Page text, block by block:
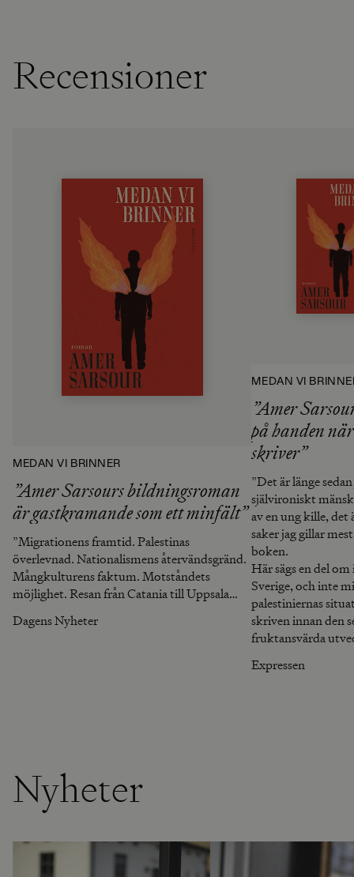
Recensioner
MEDAN VI BRINNER
”Amer Sarsours bildningsroman
är gastkramande som ett minfält”
”Migrationens framtid. Palestinas
överlevnad. Nationalismens återvändsgränd.
Mångkulturens faktum. Motståndets
möjlighet. Resan från Catania till Uppsala
jag läste en ung författare som så beslutsamt
Dagens Nyheter
MEDAN VI
”Amer
på handen
skriver”
”Det är länge
självironiskt
av en ung kille, det
saker jag gillar
boken.
Här sägs en del
Sverige, och inte
palestiniernas
skriven innan den
fruktansvärda
obehagligt och
Expressen
Nyheter